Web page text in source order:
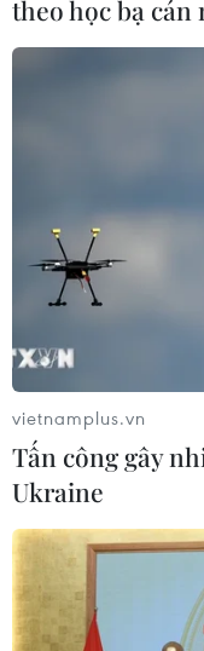
theo học bạ cán
vietnamplus.vn
Tấn công gây
Ukraine